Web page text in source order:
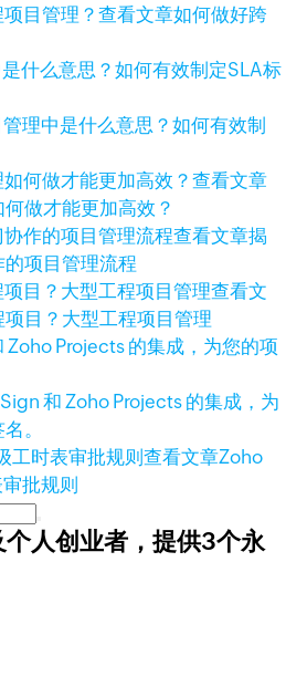
查看文章如何做好跨
理中是什么意思？如何有效制
查看文章
做才能更加高效？
查看文章揭
项目管理流程
查看文
目？大型工程项目管理
和 Zoho Projects 的集成，为
。
查看文章Zoho
批规则
人创业者，提供3个永